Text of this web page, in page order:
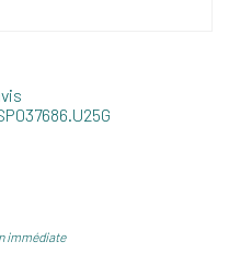
immédiate